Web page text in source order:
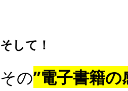
そして！
その”電子書籍の